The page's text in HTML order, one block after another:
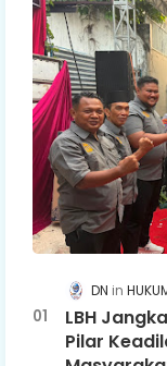
DN
LBH
Pilar